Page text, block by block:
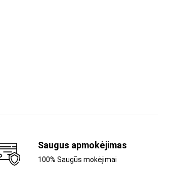
Saugus apmokėjimas
100% Saugūs mokėjimai